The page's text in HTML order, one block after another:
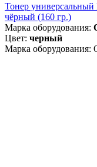
Тонер
чёрный (160 гр.)
Марка оборудования:
Цвет: черный
Марка оборудования: